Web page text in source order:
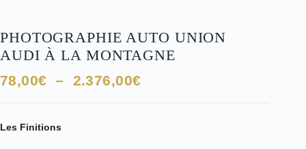
PHOTOGRAPHIE AUTO UNION
AUDI À LA MONTAGNE
78,00€ – 2.376,00€Plage
Les Finitions